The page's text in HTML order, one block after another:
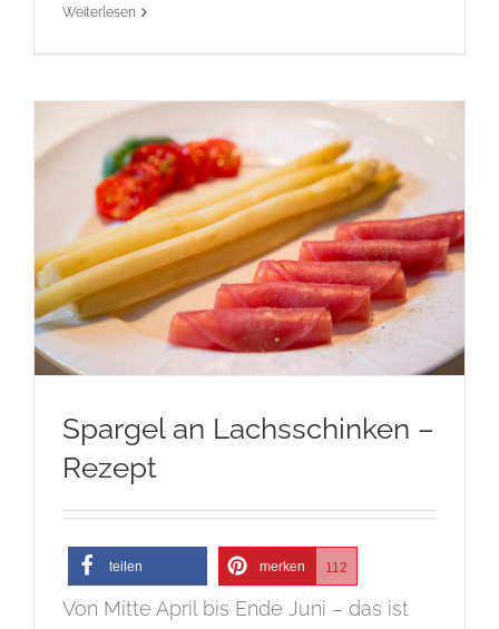
Weiterlesen
Spargel an Lachsschinken –
Rezept
teilen merken 112
Von Mitte April bis Ende Juni – das ist